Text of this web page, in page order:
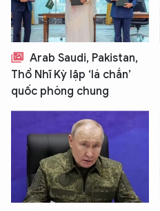
Arab Saudi, Pakistan,
Thổ Nhĩ Kỳ lập ‘lá chắn’
quốc phòng chung